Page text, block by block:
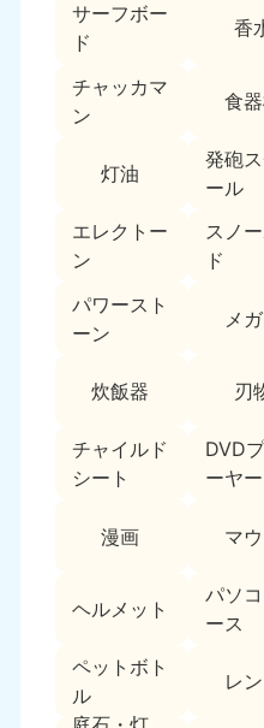
サーフボー
ド
香
チャッカマ
ン
食
灯油
発砲
ール
エレクトー
ン
スノ
ド
パワースト
ーン
メ
炊飯器 刃
チャイルド
シート
DVD
ーヤー
漫画 マ
ヘルメット
パソ
ース
ペットボト
ル
レ
富山県
050-1881-5262
050-1881-5263
9:00〜19:00 年中無休
050-1881-5250
9:00〜19:00 年中無休
奈良県
050-1881-5249
滋賀県
9:00〜19:00 年中無休
050-1881-5248